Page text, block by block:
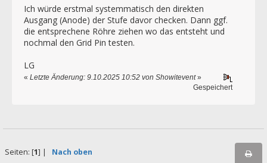
Ich würde erstmal systemmatisch den direkten
Ausgang (Anode) der Stufe davor checken. Dann ggf.
die entsprechene Röhre ziehen wo das entsteht und
nochmal den Grid Pin testen.
LG
« Letzte Änderung: 9.10.2025 10:52 von Showitevent»
Gespeichert
Seiten: [1] | Nach oben